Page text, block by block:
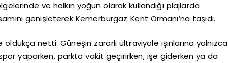
ve halkın yoğun olarak kullandığı plajlarda
genişleterek Kemerburgaz Kent Ormanı’na taşıdı.
netti: Güneşin zararlı ultraviyole ışınlarına yalnızca
yaparken, parkta vakit geçirirken, işe giderken ya da